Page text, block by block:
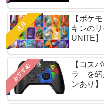
注目
【ポケ
キンの
UNITE】
おすすめ
【コス
ラーを
ンあり